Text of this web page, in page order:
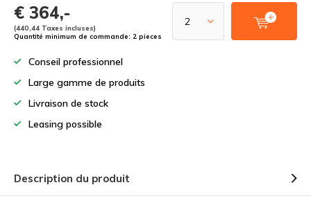
€ 364,-
(440,44 Taxes incluses)
Quantité minimum de commande: 2 pieces
Conseil professionnel
Large gamme de produits
Livraison de stock
Leasing possible
Description du produit